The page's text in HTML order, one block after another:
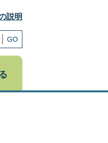
説明
GO